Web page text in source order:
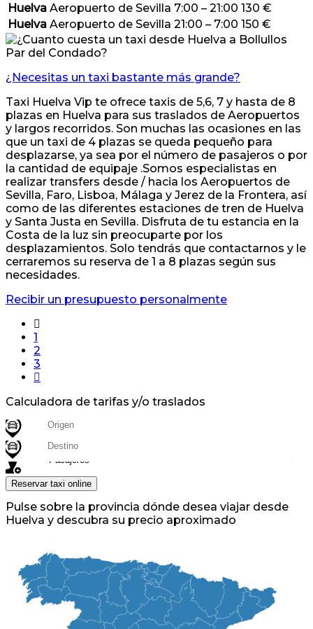
Huelva Aeropuerto de Sevilla 7:00 – 21:00 130 €
Huelva Aeropuerto de Sevilla 21:00 – 7:00 150 €
¿Necesitas un taxi bastante más grande?
Taxi Huelva Vip te ofrece taxis de 5,6, 7 y hasta de 8
plazas en Huelva para sus traslados de Aeropuertos
y largos recorridos. Son muchas las ocasiones en las
que un taxi de 4 plazas se queda pequeño para
desplazarse, ya sea por el número de pasajeros o por
la cantidad de equipaje .Somos especialistas en
realizar transfers desde / hacia los Aeropuertos de
Sevilla, Faro, Lisboa, Málaga y Jerez de la Frontera, así
como de las diferentes estaciones de tren de Huelva
y Santa Justa en Sevilla. Disfruta de tu estancia en la
Costa de la luz sin preocuparte por los
desplazamientos. Solo tendrás que contactarnos y le
cerraremos su reserva de 1 a 8 plazas según sus
necesidades.
Recibir un presupuesto personalmente
1
2
3
Calculadora de tarifas y/o traslados
Destino
Destino
Reservar taxi online
Pulse sobre la provincia dónde desea viajar desde
Huelva y descubra su precio aproximado